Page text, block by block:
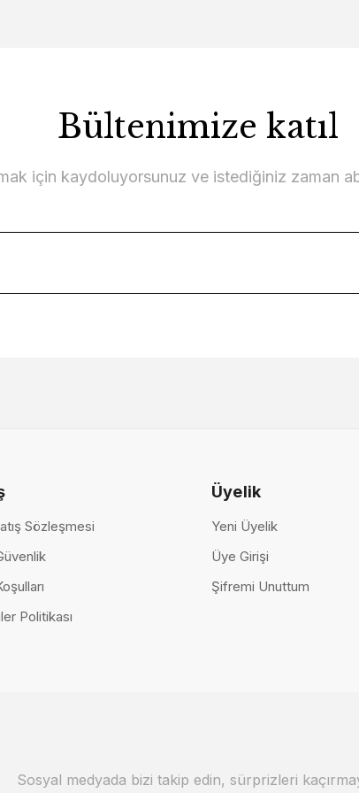
Luna Tv Ünitesi
122.000,00 TL
Bültenimize katıl
için kaydoluyorsunuz ve istediğiniz zaman
Sözleşmesi
Politikası
Üyelik
Yeni Üyelik
Üye Girişi
Şifremi Unuttum
Sosyal medyada bizi takip edin, sürprizleri